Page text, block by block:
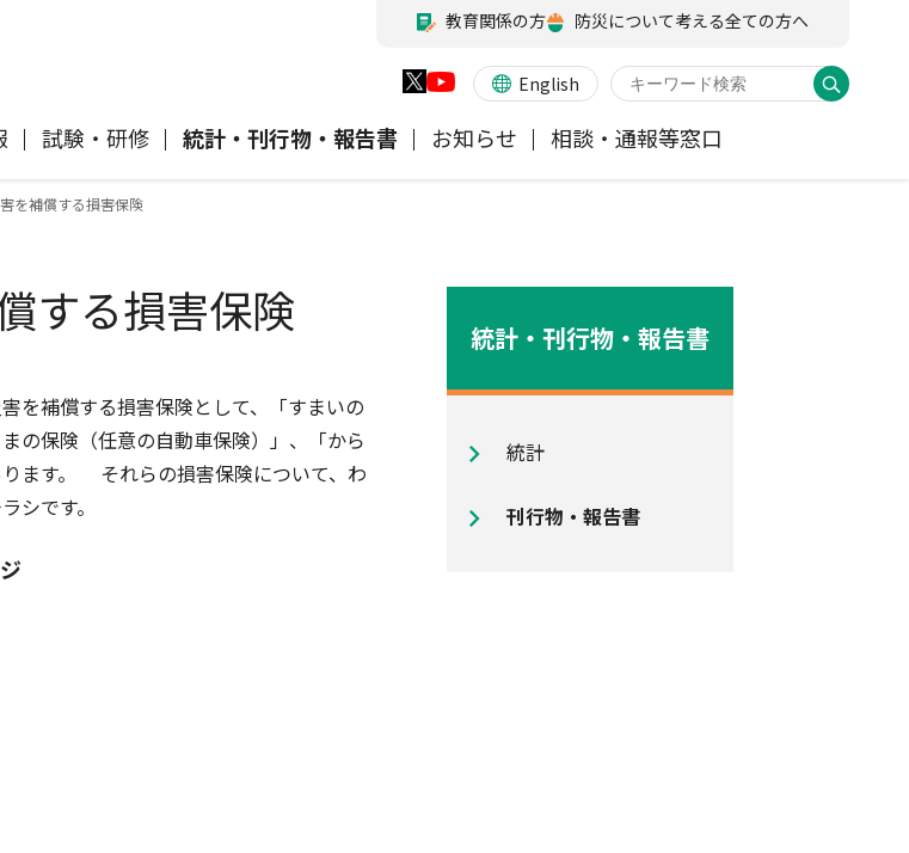
試験・研修 統計・刊行物・報告書 お知らせ 相談・通報等窓口
English
険
消費者向け専用サイト「そんぽの
ホント」
報
講師派遣のお申し込み
社等一覧
故医療研究助成
地の活動
ご利用にあたっての注意点 信頼回復に向けた取り組み
教育関係の方 防災について考える全ての方へ
を補償する損害保険
する損害保険
を補償する損害保険として、「すまいの
の保険（任意の自動車保険）」、「から
ます。 それらの損害保険について、わ
シです。
統計・刊行物・報告書
統計
刊行物・報告書